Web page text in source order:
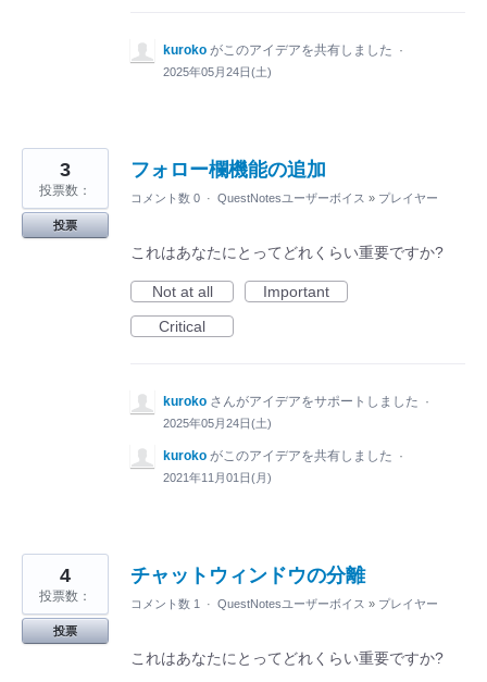
kuroko がこのアイデアを共有しました ·
2025年05月24日(土)
フォロー欄機能の追加
3
投票数：
投票
コメント数 0 · QuestNotesユーザーボイス » プレイヤー
これはあなたにとってどれくらい重要ですか?
Not at all
Important
Critical
kuroko さんがアイデアをサポートしました ·
2025年05月24日(土)
kuroko がこのアイデアを共有しました ·
2021年11月01日(月)
チャットウィンドウの分離
4
投票数：
投票
コメント数 1 · QuestNotesユーザーボイス » プレイヤー
これはあなたにとってどれくらい重要ですか?